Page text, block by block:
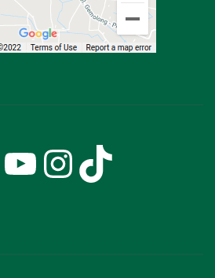
YouTube
TikTok